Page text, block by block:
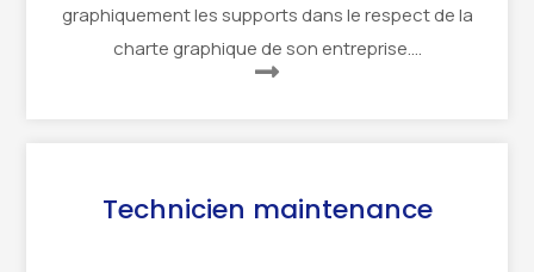
graphiquement les supports dans le respect de la
charte graphique de son entreprise….
Technicien maintenance